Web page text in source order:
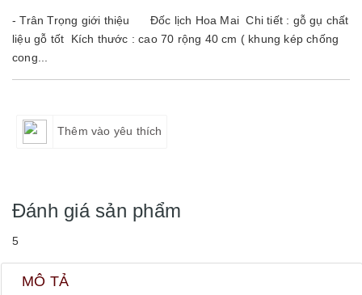
- Trân Trọng giới thiệu Đốc lịch Hoa Mai Chi tiết : gỗ gụ chất
liệu gỗ tốt Kích thước : cao 70 rộng 40 cm ( khung kép chống
cong...
Thêm vào yêu thích
Đánh giá sản phẩm
5
MÔ TẢ